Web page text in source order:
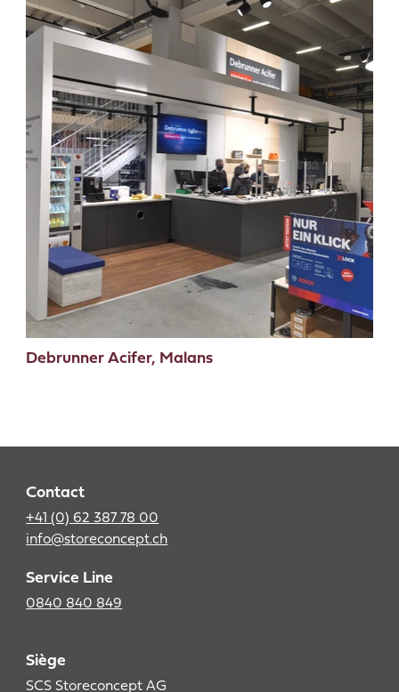
Debrunner Acifer, Malans
Contact
+41 (0) 62 387 78 00
info@storeconcept.ch
Service Line
0840 840 849
Siège
SCS Storeconcept AG